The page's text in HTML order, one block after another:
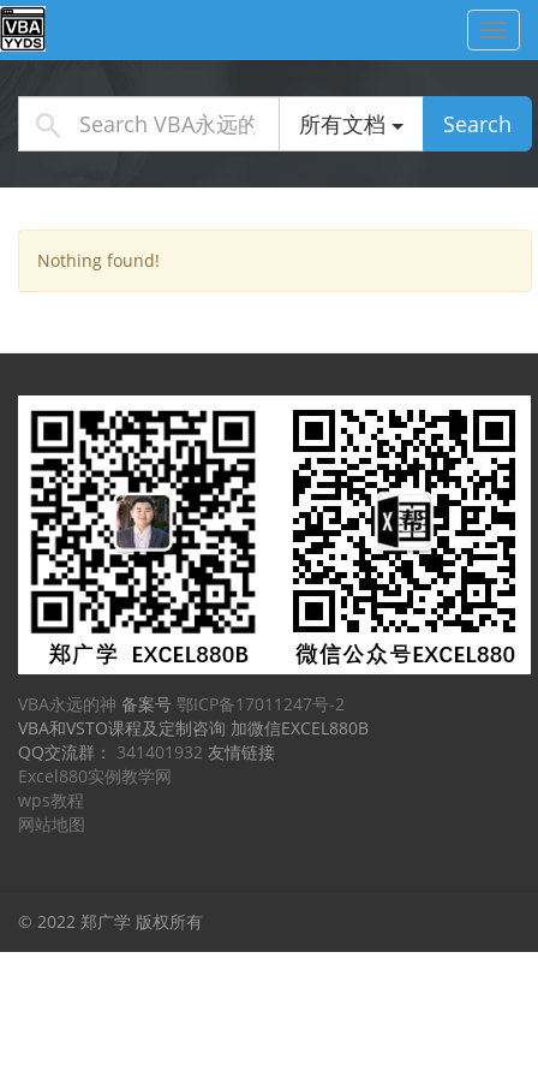
所有文档 Search
Nothing found!
VBA永远的神 备案号 鄂ICP备17011247号-2
VBA和VSTO课程及定制咨询 加微信EXCEL880B
QQ交流群： 341401932 友情链接
Excel880实例教学网
wps教程
网站地图
© 2022 郑广学 版权所有